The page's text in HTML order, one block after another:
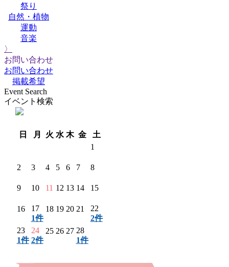
祭り
自然・植物
運動
音楽
〉
お問い合わせ
お問い合わせ
掲載希望
Event Search
イベント検索
日
月 火 水 木 金
土
1
2 3 4 5 6 7 8
9 10 11 12 13 14 15
16
17
1件
18 19 20 21
22
2件
23
1件
24
2件
25 26 27 28
1件